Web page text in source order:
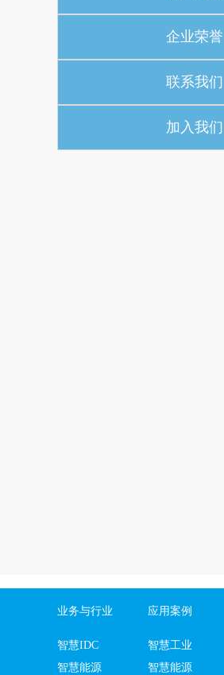
企业荣誉
联系我们
加入我们
业务与行业
智慧IDC
智慧能源
应用案例
智慧工业
智慧能源